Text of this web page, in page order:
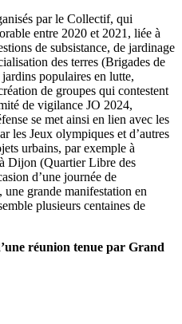
par le Collectif, qui
entre 2020 et 2021, liée à
de subsistance, de jardinage
des terres (Brigades de
populaires en lutte,
de groupes qui contestent
de vigilance JO 2024,
se met ainsi en lien avec les
les Jeux olympiques et d’autres
urbains, par exemple à
Dijon (Quartier Libre des
d’une journée de
grande manifestation en
plusieurs centaines de
réunion tenue par Grand